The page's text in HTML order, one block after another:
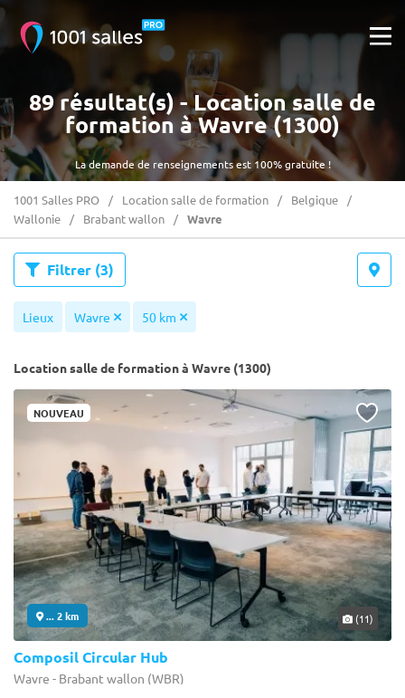
La demande de renseignements est 100% gratuite !
89 résultat(s) - Location salle de
formation à Wavre (1300)
1001 Salles PRO Location salle de formation
Belgique
Wallonie
Brabant wallon Wavre
Filtrer (3)
Lieux Wavre 50 km
Location salle de formation à Wavre (1300)
NOUVEAU
... 2 km (11)
Composil Circular Hub
Wavre - Brabant wallon (WBR)